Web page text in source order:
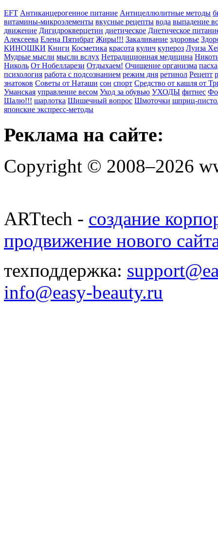
EFT Антиканцерогенное питание Антицеллюлитные методы
витамины-микроэлементы вкусные рецепты вода выпадение
движение Дигидрокверцетин диетическое Диетическое
Алексеева Елена Пятибрат Жиры!!! Закаливание здоровье
КИНОШКИ Книги Косметика красота кулич купероз Луиза
Мудрые мысли мысли вслух Нетрадиционная медицина
Николь От Нобелларези Отдыхаем! Очищение организма пасха
психология работа с подсознанием режим дня ретинол Рецепт
знатоков Советы от Наташи сон спорт Средство от кашля от
Уманская управление весом Уход за обувью УХОДЫ фитнес
Шалю!!! шарлотка Шишечный вопрос Шмоточки шприц-
японские экспресс-методы
Реклама на сайте:
Copyright © 2008–2026
ARTtech - создание
продвижение нового
техподдержка:
info@easy-beauty.ru